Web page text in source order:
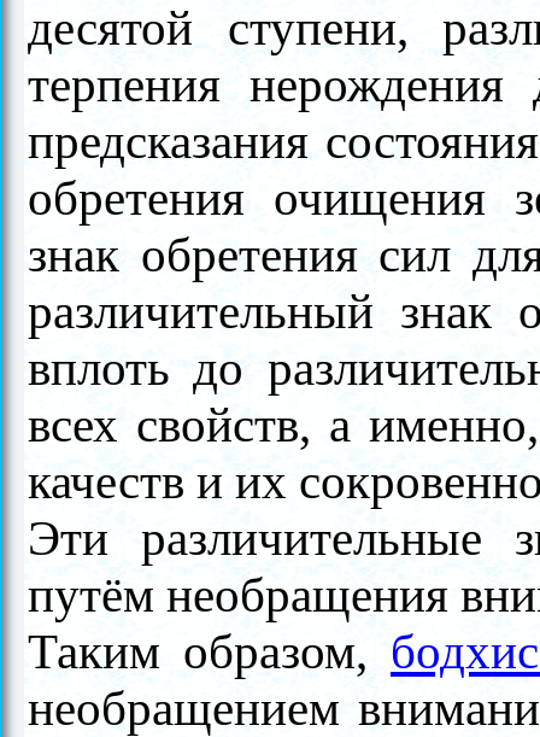
десятой ступени,
терпения нерождения
предсказания
обретения очищения
знак обретения сил
различительный знак
вплоть до
всех свойств, а
качеств и их
Эти различительные
путём необращения
Таким образом,
необращением